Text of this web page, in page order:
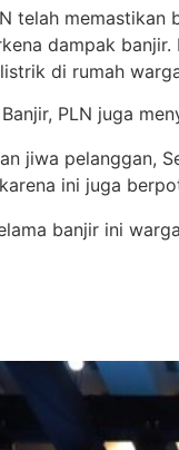
telah
dampak
di rumah
PLN juga
jiwa pelanggan,
ini juga
banjir ini